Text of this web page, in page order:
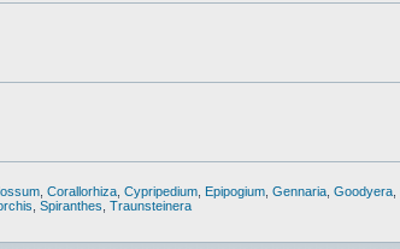
Corallorhiza Cypripedium Epipogium Gennaria Goodyera
Spiranthes Traunsteinera